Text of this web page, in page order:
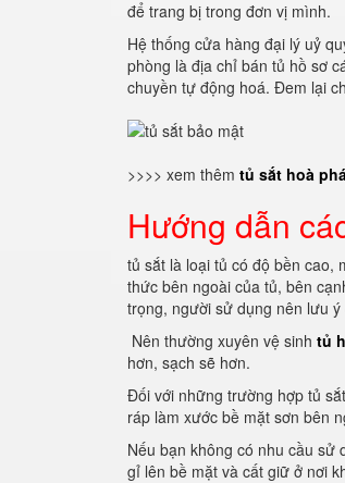
để trang bị trong đơn vị mình.
Hệ thống cửa hàng đại lý uỷ
phòng là địa chỉ bán tủ hồ sơ
chuyền tự động hoá. Đem lại
>>>> xem thêm tủ sắt hoà
Hướng dẫn
tủ sắt là loại tủ có độ bền cao,
thức bên ngoài của tủ, bên
trọng, người sử dụng nên lưu ý
Nên thường xuyên vệ sinh tủ
hơn, sạch sẽ hơn.
Đối với những trường hợp tủ
ráp làm xước bề mặt sơn bên
Nếu bạn không có nhu cầu sử
gỉ lên bề mặt và cất giữ ở nơi